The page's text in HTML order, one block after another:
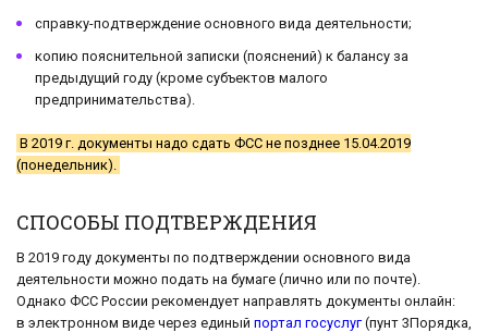
справку-подтверждение основного вида деятельности;
копию пояснительной записки (пояснений) к балансу за
предыдущий году (кроме субъектов малого
предпринимательства).
В 2019 г. документы надо сдать ФСС не позднее 15.04.2019
(понедельник).
СПОСОБЫ ПОДТВЕРЖДЕНИЯ
В 2019 году документы по подтверждении основного вида
деятельности можно подать на бумаге (лично или по почте).
Однако ФСС России рекомендует направлять документы онлайн:
в электронном виде через единый портал госуслуг(пунт 3Порядка,